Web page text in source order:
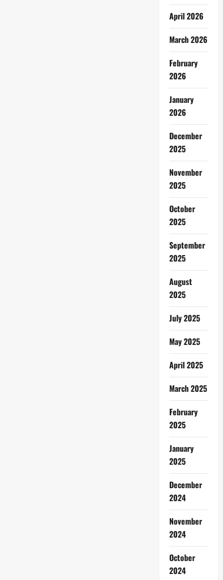
April 2026
March 2026
February
2026
January
2026
December
2025
November
2025
October
2025
September
2025
August
2025
July 2025
May 2025
April 2025
March 2025
February
2025
January
2025
December
2024
November
2024
October
2024